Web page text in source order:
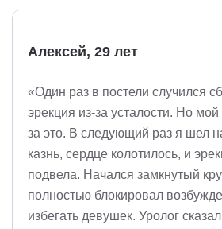
Алексей, 29 лет
«Один раз в постели случился
эрекция из-за усталости. Но мой
за это. В следующий раз я шел
казнь, сердце колотилось, и
подвела. Начался замкнутый
полностью блокировал
избегать девушек. Уролог